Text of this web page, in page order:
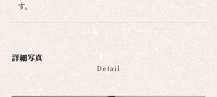
す。
詳細写真
Detail